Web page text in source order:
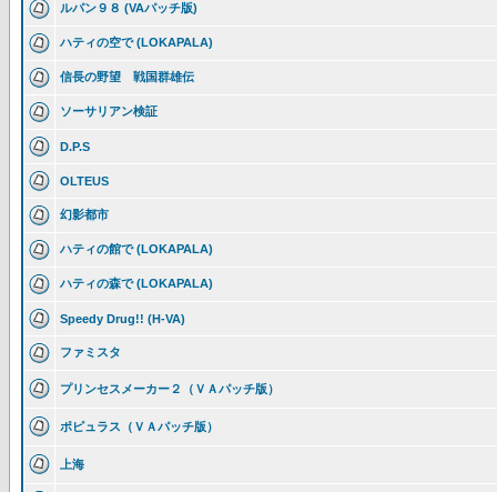
ルパン９８ (VAパッチ版)
ハティの空で (LOKAPALA)
信長の野望 戦国群雄伝
ソーサリアン検証
D.P.S
OLTEUS
幻影都市
ハティの館で (LOKAPALA)
ハティの森で (LOKAPALA)
Speedy Drug!! (H-VA)
ファミスタ
プリンセスメーカー２（ＶＡパッチ版）
ポピュラス（ＶＡパッチ版）
上海